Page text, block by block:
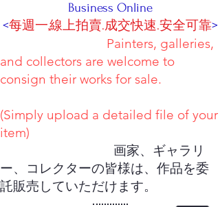
Business Online
<每週一,線上拍賣.成交快速.安全可靠>
Painters, galleries,
and collectors are welcome to
consign their works for sale.
(Simply upload a detailed file of your
item)
画家、ギャラリ
ー、コレクターの皆様は、作品を委
託販売していただけます。